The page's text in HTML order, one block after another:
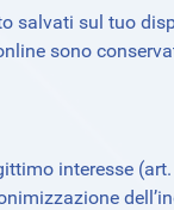
salvati sul tuo
sono
interesse